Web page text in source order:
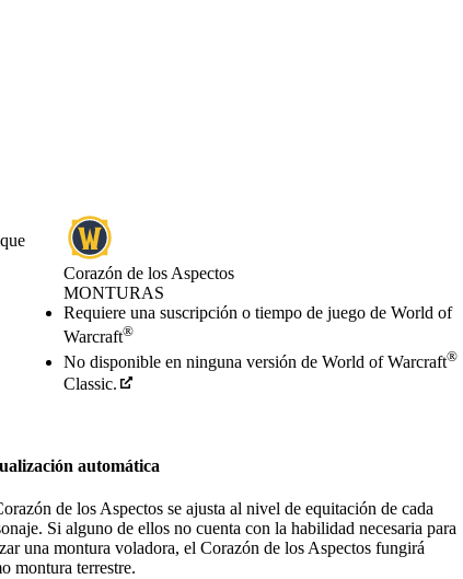
Corazón de los Aspectos
MONTURAS
Precio
Available actions
Requiere una suscripción o tiempo de juego de World of
Warcraft®
No disponible en ninguna versión de World of Warcraft®
Classic.
automática
de los Aspectos se ajusta al nivel de equitación de cada
Si alguno de ellos no cuenta con la habilidad necesaria para
una montura voladora, el Corazón de los Aspectos fungirá
montura terrestre.